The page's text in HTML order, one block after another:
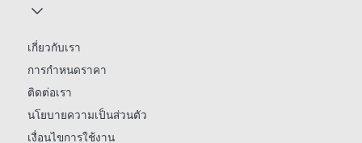
เกี่ยวกับเรา
การกำหนดราคา
ติดต่อเรา
นโยบายความเป็นส่วนตัว
เงื่อนไขการใช้งาน